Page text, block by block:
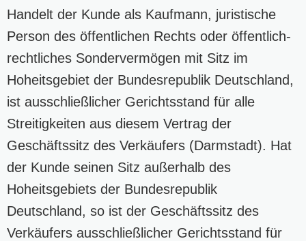
Handelt der Kunde als Kaufmann, juristische
Person des öffentlichen Rechts oder öffentlich-
rechtliches Sondervermögen mit Sitz im
Hoheitsgebiet der Bundesrepublik Deutschland,
ist ausschließlicher Gerichtsstand für alle
Streitigkeiten aus diesem Vertrag der
Geschäftssitz des Verkäufers (Darmstadt). Hat
der Kunde seinen Sitz außerhalb des
Hoheitsgebiets der Bundesrepublik
Deutschland, so ist der Geschäftssitz des
Verkäufers ausschließlicher Gerichtsstand für